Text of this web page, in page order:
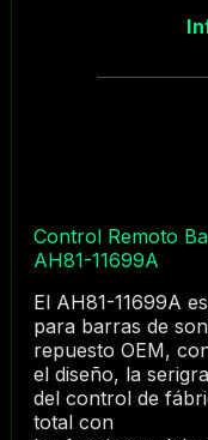
Control Remoto
AH81-11699A
El AH81-11699A
para barras de
repuesto OEM,
el diseño, la
del control de
total con